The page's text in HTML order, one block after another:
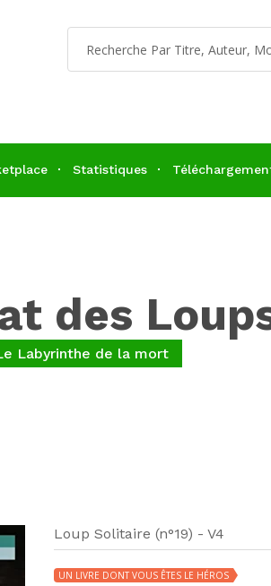
Statistiques
des
Labyrinthe de la mort
Loup Solitaire (n°19) - V4
UN LIVRE DONT VOUS ÊTES LE HÉROS